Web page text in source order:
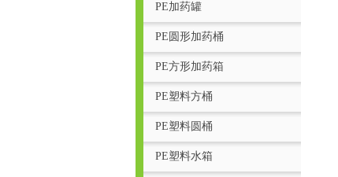
PE加药罐
PE圆形加药桶
PE方形加药箱
PE塑料方桶
PE塑料圆桶
PE塑料水箱